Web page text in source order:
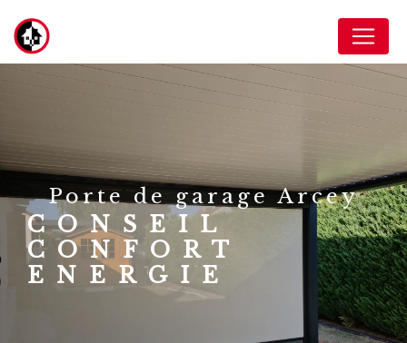
porte de garage Arcey
CONSEIL
CONFORT
ENERGIE